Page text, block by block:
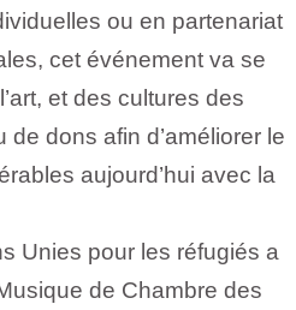
ou en partenariat
cet événement va se
et des cultures des
dons afin d’améliorer le
aujourd’hui avec la
Unies pour les réfugiés a
de Chambre des